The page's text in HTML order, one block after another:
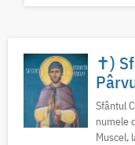
✝)
Sfântul
numele
Muscel,